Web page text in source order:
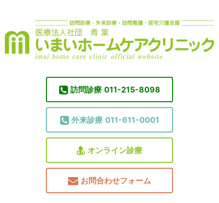
訪問診療 011-215-8098
外来診療 011-611-0001
オンライン診療
お問合わせフォーム